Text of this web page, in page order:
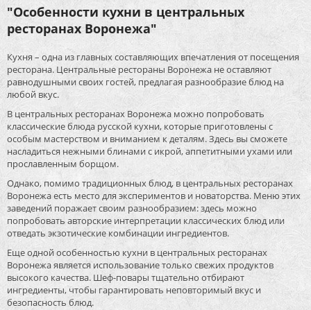
"Особенности кухни в центральных
ресторанах Воронежа"
Кухня – одна из главных составляющих впечатления от посещения
ресторана. Центральные рестораны Воронежа не оставляют
равнодушными своих гостей, предлагая разнообразие блюд на
любой вкус.
В центральных ресторанах Воронежа можно попробовать
классические блюда русской кухни, которые приготовлены с
особым мастерством и вниманием к деталям. Здесь вы сможете
насладиться нежными блинами с икрой, аппетитными ухами или
прославленным борщом.
Однако, помимо традиционных блюд, в центральных ресторанах
Воронежа есть место для экспериментов и новаторства. Меню этих
заведений поражает своим разнообразием: здесь можно
попробовать авторские интерпретации классических блюд или
отведать экзотические комбинации ингредиентов.
Еще одной особенностью кухни в центральных ресторанах
Воронежа является использование только свежих продуктов
высокого качества. Шеф-повары тщательно отбирают
ингредиенты, чтобы гарантировать неповторимый вкус и
безопасность блюд.